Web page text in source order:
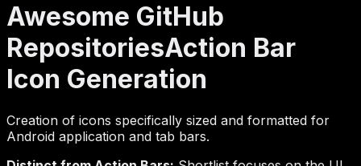
Awesome GitHub
RepositoriesAction Bar
Icon Generation
Creation of icons specifically sized and formatted for
Android application and tab bars.